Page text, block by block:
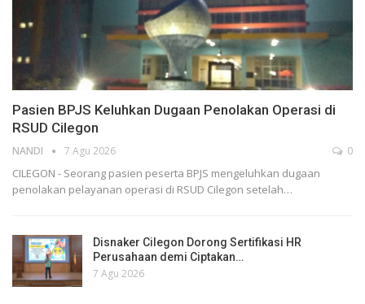
Pasien BPJS Keluhkan Dugaan Penolakan Operasi di
RSUD Cilegon
NANDI 7 Agu 2026 0
CILEGON - Seorang pasien peserta BPJS mengeluhkan dugaan
penolakan pelayanan operasi di RSUD Cilegon setelah…
Disnaker Cilegon Dorong Sertifikasi HR
Perusahaan demi Ciptakan…
7 Agu 2026